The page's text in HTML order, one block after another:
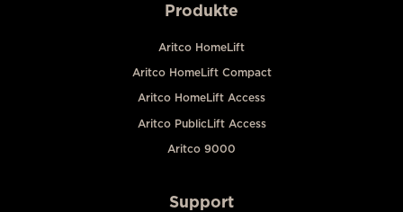
Produkte
Aritco HomeLift
Aritco HomeLift Compact
Aritco HomeLift Access
Aritco PublicLift Access
Aritco 9000
Support